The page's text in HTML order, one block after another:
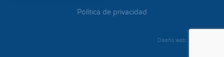
Política de privacidad
Diseño web: Diego Seixo